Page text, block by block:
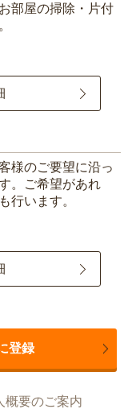
部屋の掃除・片付
様のご要望に沿っ
。ご希望があれ
行います。
登録
概要のご案内